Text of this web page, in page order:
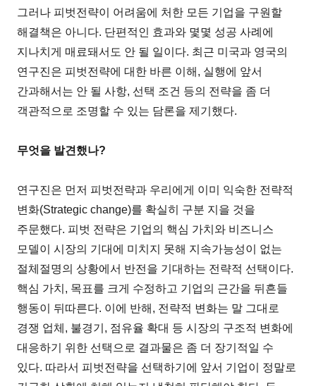
그러나 피벗전략이 어려움에 처한 모든 기업을 구원할
해결책은 아니다. 단편적인 효과와 몇몇 성공 사례에
지나치게 매료돼서도 안 될 일이다. 최근 미국과 영국의
연구진은 피벗전략에 대한 바른 이해, 실행에 앞서
간과해서는 안 될 사항, 선택 조건 등의 전략을 좀 더
객관적으로 조명할 수 있는 담론을 제기했다.
무엇을 발견했나?
연구진은 먼저 피벗전략과 우리에게 이미 익숙한 전략적
변화(Strategic change)를 확실히 구분 지을 것을
주문했다. 피벗 전략은 기업의 핵심 가치와 비즈니스
모델이 시장의 기대에 미치지 못해 지속가능성이 없는
절체절명의 상황에서 반전을 기대하는 전략적 선택이다.
핵심 가치, 목표를 크게 수정하고 기업의 근간을 뒤흔들
행동이 뒤따른다. 이에 반해, 전략적 변화는 말 그대로
경쟁 업체, 불경기, 점유율 확대 등 시장의 구조적 변화에
대응하기 위한 선택으로 결과물은 좀 더 장기적일 수
있다. 따라서 피벗전략을 선택하기에 앞서 기업이 정말로